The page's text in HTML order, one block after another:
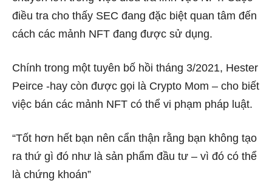
điều tra cho thấy SEC đang đặc biệt quan tâm đến
cách các mảnh NFT đang được sử dụng.
Chính trong một tuyên bố hồi tháng 3/2021, Hester
Peirce -hay còn được gọi là Crypto Mom – cho biết
việc bán các mảnh NFT có thể vi phạm pháp luật.
“Tốt hơn hết bạn nên cẩn thận rằng bạn không tạo
ra thứ gì đó như là sản phẩm đầu tư – vì đó có thể
là chứng khoán”